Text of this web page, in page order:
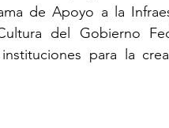
de Apoyo a la
del Gobierno
para la